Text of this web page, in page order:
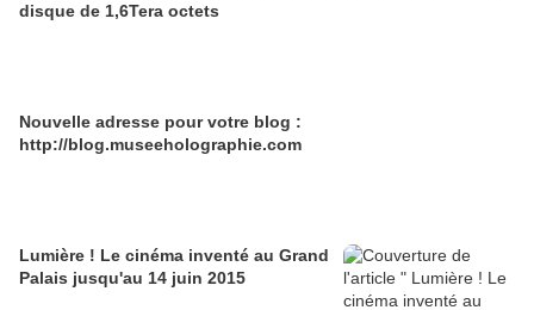
disque de 1,6Tera octets
Nouvelle adresse pour votre blog :
http://blog.museeholographie.com
Lumière ! Le cinéma inventé au Grand
Palais jusqu'au 14 juin 2015